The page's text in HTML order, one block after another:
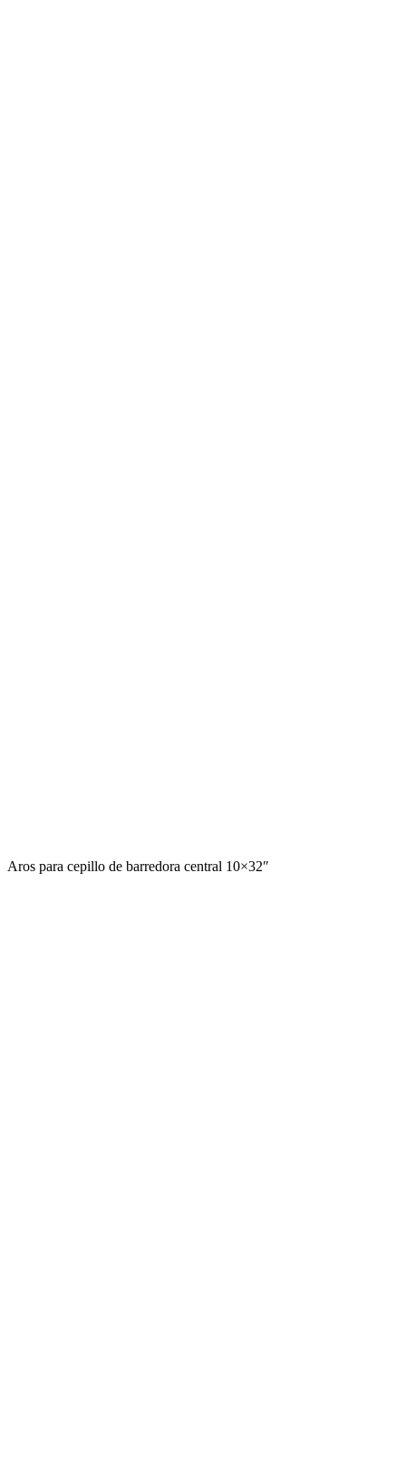
Aros para cepillo de barredora central 10×32″